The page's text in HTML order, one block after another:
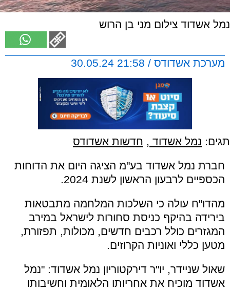
נמל אשדוד צילום מני בן הרוש
מערכת אשדודס / 21:58 30.05.24
תגים: נמל אשדוד , חדשות אשדודס
חברת נמל אשדוד בע"מ הציגה היום את הדוחות
הכספיים לרבעון הראשון לשנת 2024.
מהדו"ח עולה כי השלכות המלחמה מתבטאות
בירידה בהיקף כניסת סחורות לישראל במירב
המגזרים כולל רכבים חדשים, מכולות, תפזורת,
מטען כללי ואוניות הקרוזים.
שאול שניידר, יו"ר דירקטוריון נמל אשדוד: "נמל
אשדוד מוכיח את אחריותו הלאומית וחשיבותו